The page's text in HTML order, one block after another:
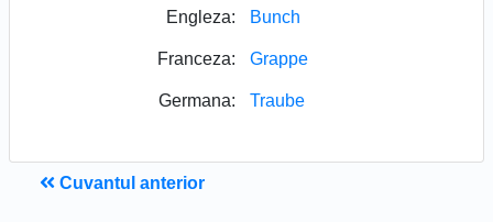
Engleza:
Bunch
Franceza: Grappe
Germana: Traube
Cuvantul anterior